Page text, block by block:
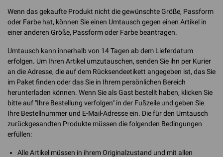
Wenn das gekaufte Produkt nicht die gewünschte Größe, Passform
oder Farbe hat, können Sie einen Umtausch gegen einen Artikel in
einer anderen Größe, Passform oder Farbe beantragen.
Umtausch kann innerhalb von 14 Tagen ab dem Lieferdatum
erfolgen. Um Ihren Artikel umzutauschen, senden Sie ihn per Kurier
an die Adresse, die auf dem Rücksendeetikett angegeben ist, das Sie
im Paket finden oder das Sie in Ihrem persönlichen Bereich
herunterladen können. Wenn Sie als Gast bestellt haben, klicken Sie
bitte auf "Ihre Bestellung verfolgen" in der Fußzeile und geben Sie
Ihre Bestellnummer und E-Mail-Adresse ein. Die für den Umtausch
zurückgesandten Produkte müssen die folgenden Bedingungen
erfüllen:
Alle Artikel müssen in ihrem Originalzustand und mit allen